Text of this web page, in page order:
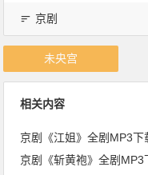
京剧
未央宫
相关内容
京剧《江姐》全剧MP3下
京剧《斩黄袍》全剧MP3